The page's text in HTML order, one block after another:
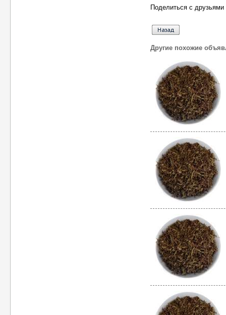
Поделиться с
Другие похожие